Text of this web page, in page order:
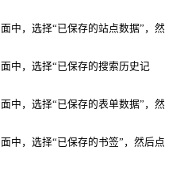
中，选择“已保存的站点数据”，然
中，选择“已保存的搜索历史记
中，选择“已保存的表单数据”，然
中，选择“已保存的书签”，然后点